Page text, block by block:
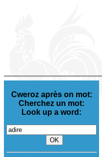
Cweroz après on mot:
Cherchez un mot:
Look up a word: